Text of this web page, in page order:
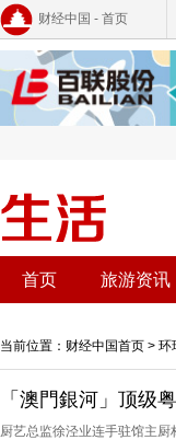
财经中国 - 首页
首页 旅游资讯
当前位置： 财经中国首页 > 环
「澳門銀河」顶级
厨艺总监徐泾业连手驻馆主厨